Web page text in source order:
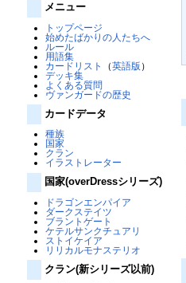
メニュー
トップページ
始めたばかりの人たちへ
ルール
用語集
カードリスト
（英語版 ）
デッキ集
よくある質問
ヴァンガードの歴史
カードデータ
種族
国家
クラン
イラストレーター
国家(overDressシリーズ)
ドラゴンエンパイア
ダークステイツ
ブラントゲート
ケテルサンクチュアリ
ストイケイア
リリカルモナステリオ
クラン(新シリーズ以前)